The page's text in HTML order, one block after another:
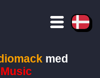
med